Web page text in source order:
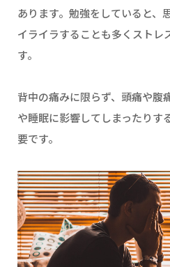
あります。勉強をしていると、
イライラすることも多くストレ
す。
背中の痛みに限らず、頭痛や腹
や睡眠に影響してしまったりす
要です。